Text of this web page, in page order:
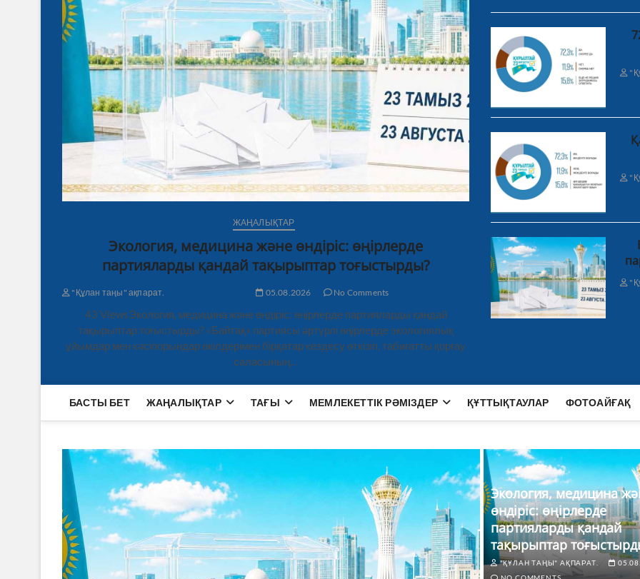
ЖАҢАЛЫҚТАР
Экология, медицина және өндіріс: өңірлерде
партияларды қандай тақырыптар тоғыстырды?
"Құлан таңы" ақпарат. 05.08.2026 No Comments
43 ViewsЭкология, медицина және өндіріс: өңірлерде партияларды қандай
тақырыптар тоғыстырды? «Байтақ» партиясы әртүрлі өңірлерде экологиялық
ұйымдар мен кәсіпорындар өкілдерімен бірқатар кездесу өткізіп, табиғатты қорғау
саласының…
БАСТЫ БЕТ ЖАҢАЛЫҚТАР ТАҒЫ МЕМЛЕКЕТТІК РӘМІЗДЕР ҚҰТТЫҚТАУЛАР ФОТОАЙҒАҚ
Экология, медицина
өндіріс: өңірлерде
партияларды қандай
тақырыптар
"ҚҰЛАН ТАҢЫ" АҚПАРАТ.